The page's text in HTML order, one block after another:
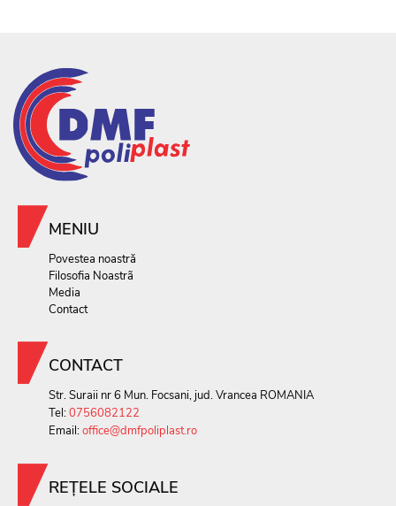
MENIU
Povestea noastră
Filosofia Noastrã
Media
Contact
CONTACT
Str. Suraii nr 6 Mun. Focsani, jud. Vrancea ROMANIA
Tel:0756082122
Email:office@dmfpoliplast.ro
REȚELE SOCIALE